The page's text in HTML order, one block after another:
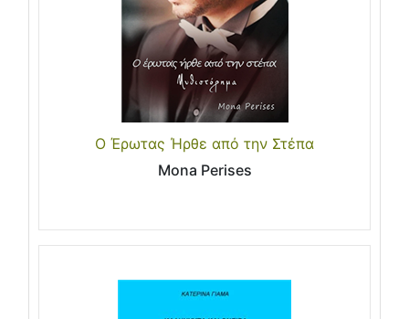
Ο Έρωτας Ήρθε από την Στέπα
Mona Perises